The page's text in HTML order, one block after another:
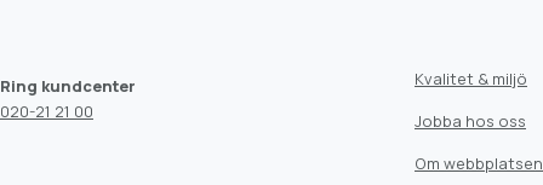
Ring kundcenter
020-21 21 00
Kvalitet & miljö
Jobba hos oss
Om webbplatsen